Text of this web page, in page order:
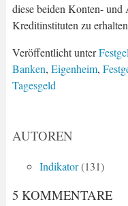
diese beiden Konten- und
Kreditinstituten zu
Veröffentlicht unter
Banken, Eigenheim,
Tagesgeld
AUTOREN
Indikator(131)
5 KOMMENTARE